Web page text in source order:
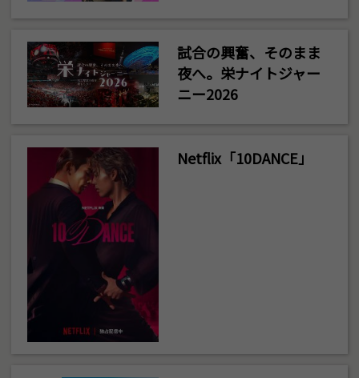
試合の興奮、そのまま
夜へ。栄ナイトジャー
ニー2026
Netflix「10DANCE」